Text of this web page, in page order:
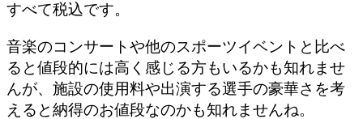
すべて税込です。
音楽のコンサートや他のスポーツイベントと比べ
ると値段的には高く感じる方もいるかも知れませ
んが、施設の使用料や出演する選手の豪華さを考
えると納得のお値段なのかも知れませんね。